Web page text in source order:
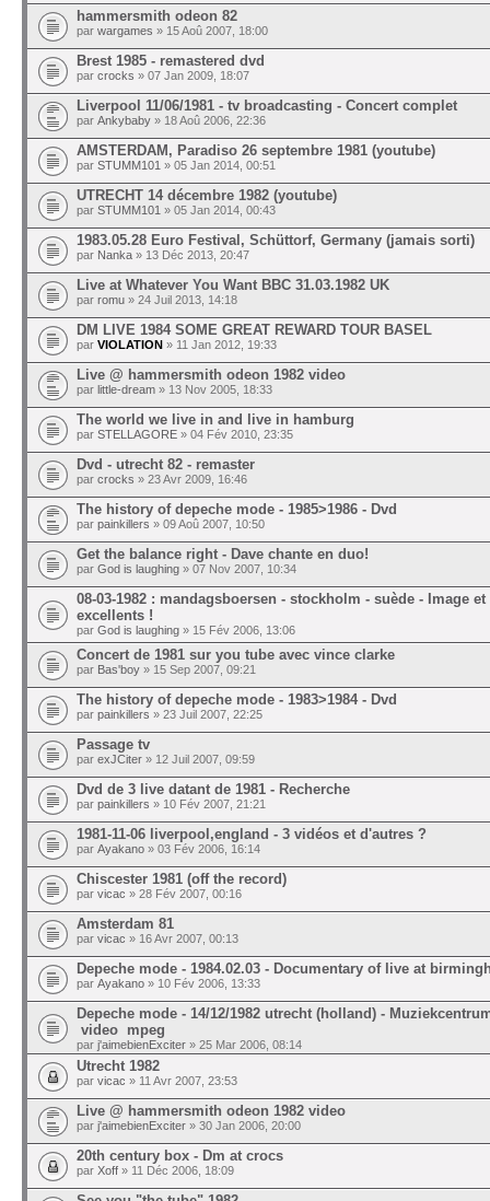
hammersmith odeon 82
par wargames » 15 Aoû 2007, 18:00
Brest 1985 - remastered dvd
par crocks » 07 Jan 2009, 18:07
Liverpool 11/06/1981 - tv broadcasting - Concert complet
par Ankybaby » 18 Aoû 2006, 22:36
AMSTERDAM, Paradiso 26 septembre 1981 (youtube)
par STUMM101 » 05 Jan 2014, 00:51
UTRECHT 14 décembre 1982 (youtube)
par STUMM101 » 05 Jan 2014, 00:43
1983.05.28 Euro Festival, Schüttorf, Germany (jamais sorti)
par Nanka » 13 Déc 2013, 20:47
Live at Whatever You Want BBC 31.03.1982 UK
par romu » 24 Juil 2013, 14:18
DM LIVE 1984 SOME GREAT REWARD TOUR BASEL
par VIOLATION » 11 Jan 2012, 19:33
Live @ hammersmith odeon 1982 video
par little-dream » 13 Nov 2005, 18:33
The world we live in and live in hamburg
par STELLAGORE » 04 Fév 2010, 23:35
Dvd - utrecht 82 - remaster
par crocks » 23 Avr 2009, 16:46
The history of depeche mode - 1985>1986 - Dvd
par painkillers » 09 Aoû 2007, 10:50
Get the balance right - Dave chante en duo!
par God is laughing » 07 Nov 2007, 10:34
08-03-1982 : mandagsboersen - stockholm - suède - Image et
excellents !
par God is laughing » 15 Fév 2006, 13:06
Concert de 1981 sur you tube avec vince clarke
par Bas'boy » 15 Sep 2007, 09:21
The history of depeche mode - 1983>1984 - Dvd
par painkillers » 23 Juil 2007, 22:25
Passage tv
par exJCiter » 12 Juil 2007, 09:59
Dvd de 3 live datant de 1981 - Recherche
par painkillers » 10 Fév 2007, 21:21
1981-11-06 liverpool,england - 3 vidéos et d'autres ?
par Ayakano » 03 Fév 2006, 16:14
Chiscester 1981 (off the record)
par vicac » 28 Fév 2007, 00:16
Amsterdam 81
par vicac » 16 Avr 2007, 00:13
Depeche mode - 1984.02.03 - Documentary of live at
par Ayakano » 10 Fév 2006, 13:33
Depeche mode - 14/12/1982 utrecht (holland) -
video mpeg
par j'aimebienExciter » 25 Mar 2006, 08:14
Utrecht 1982
par vicac » 11 Avr 2007, 23:53
Live @ hammersmith odeon 1982 video
par j'aimebienExciter » 30 Jan 2006, 20:00
20th century box - Dm at crocs
par Xoff » 11 Déc 2006, 18:09